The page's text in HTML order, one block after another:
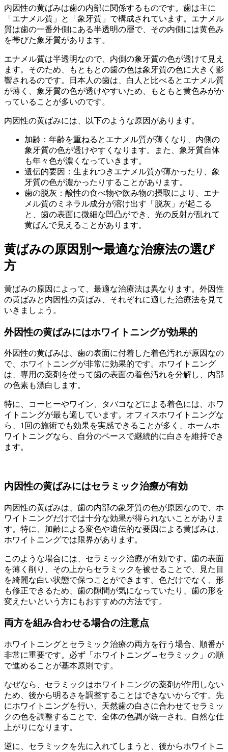
内因性の黄ばみは歯の内部に関係するものです。歯は主に
「エナメル質」と「象牙質」で構成されています。エナメル
質は歯の一番外側にある半透明の層で、その内側には黄色み
を帯びた象牙質があります。
エナメル質は半透明なので、内側の象牙質の色が透けて見え
ます。そのため、もともとの歯の色は象牙質の色に大きく影
響されるのです。日本人の歯は、白人と比べるとエナメル質
が薄く、象牙質の色が透けやすいため、もともと黄色みがか
っていることが多いのです。
内因性の黄ばみには、以下のような原因があります。
加齢：年齢を重ねるとエナメル質が薄くなり、内側の
象牙質の色が透けやすくなります。また、象牙質自体
も年々色が濃くなっていきます。
遺伝的要因：生まれつきエナメル質が薄かったり、象
牙質の色が濃かったりすることがあります。
歯の脱灰：酸性の食べ物や飲み物の摂取により、エナ
メル質のミネラル成分が溶け出す「脱灰」が起こる
と、歯の表面に微細な凹凸ができ、光の反射が乱れて
黄ばんで見えることがあります。
黄ばみの原因別〜最適な治療法の選び
方
黄ばみの原因によって、最適な治療法は異なります。外因性
の黄ばみと内因性の黄ばみ、それぞれに適した治療法を見て
いきましょう。
外因性の黄ばみにはホワイトニングが効果的
外因性の黄ばみは、歯の表面に付着した着色汚れが原因なの
で、ホワイトニングが非常に効果的です。ホワイトニング
は、専用の薬剤を使って歯の表面の着色汚れを分解し、内部
の色素も漂白します。
特に、コーヒーやワイン、タバコなどによる着色には、ホワ
イトニングが最も適しています。オフィスホワイトニングな
ら、1回の施術でも効果を実感できることが多く、ホームホ
ワイトニングなら、自分のペースで継続的に白さを維持でき
ます。
内因性の黄ばみにはセラミック治療が有効
内因性の黄ばみは、歯の内部の象牙質の色が原因なので、ホ
ワイトニングだけでは十分な効果が得られないことがありま
す。特に、加齢による変色や遺伝的な要因による黄ばみは、
ホワイトニングでは限界があります。
このような場合には、セラミック治療が有効です。歯の表面
を薄く削り、その上からセラミックを被せることで、見た目
を綺麗な白い状態で保つことができます。色だけでなく、形
も修正できるため、歯の隙間が気になっていたり、歯の形を
変えたいという方にもおすすめの方法です。
両方を組み合わせる場合の注意点
ホワイトニングとセラミック治療の両方を行う場合、順番が
非常に重要です。必ず「ホワイトニング→セラミック」の順
で進めることが基本原則です。
なぜなら、セラミックはホワイトニングの薬剤が作用しない
ため、後から明るさを調整することはできないからです。先
にホワイトニングを行い、天然歯の白さに合わせてセラミッ
クの色を調整することで、全体の色調が統一され、自然な仕
上がりになります。
逆に、セラミックを先に入れてしまうと、後からホワイトニ